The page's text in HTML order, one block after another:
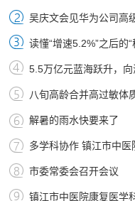
吴庆文会见华为公司高
读懂“增速5.2%”之后的“
5.5万亿元蓝海跃升，
八旬高龄合并高过敏体
解暑的雨水快要来了
多学科协作 镇江市中医
市委常委会召开会议
镇江市中医院康复医学